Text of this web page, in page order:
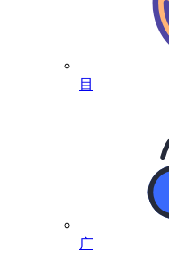
目
广